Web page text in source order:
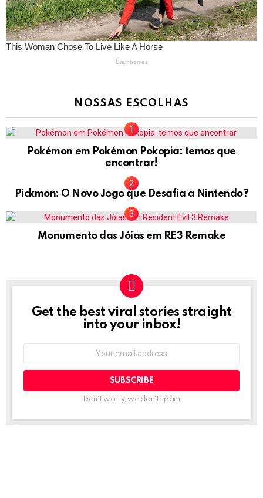
NOSSAS ESCOLHAS
Pokémon em Pokémon Pokopia: temos que
encontrar!
Pickmon: O Novo Jogo que Desafia a Nintendo?
Monumento das Jóias em RE3 Remake
NEWSLETTER
Get the best viral stories straight
into your inbox!
Don't worry, we don't spam